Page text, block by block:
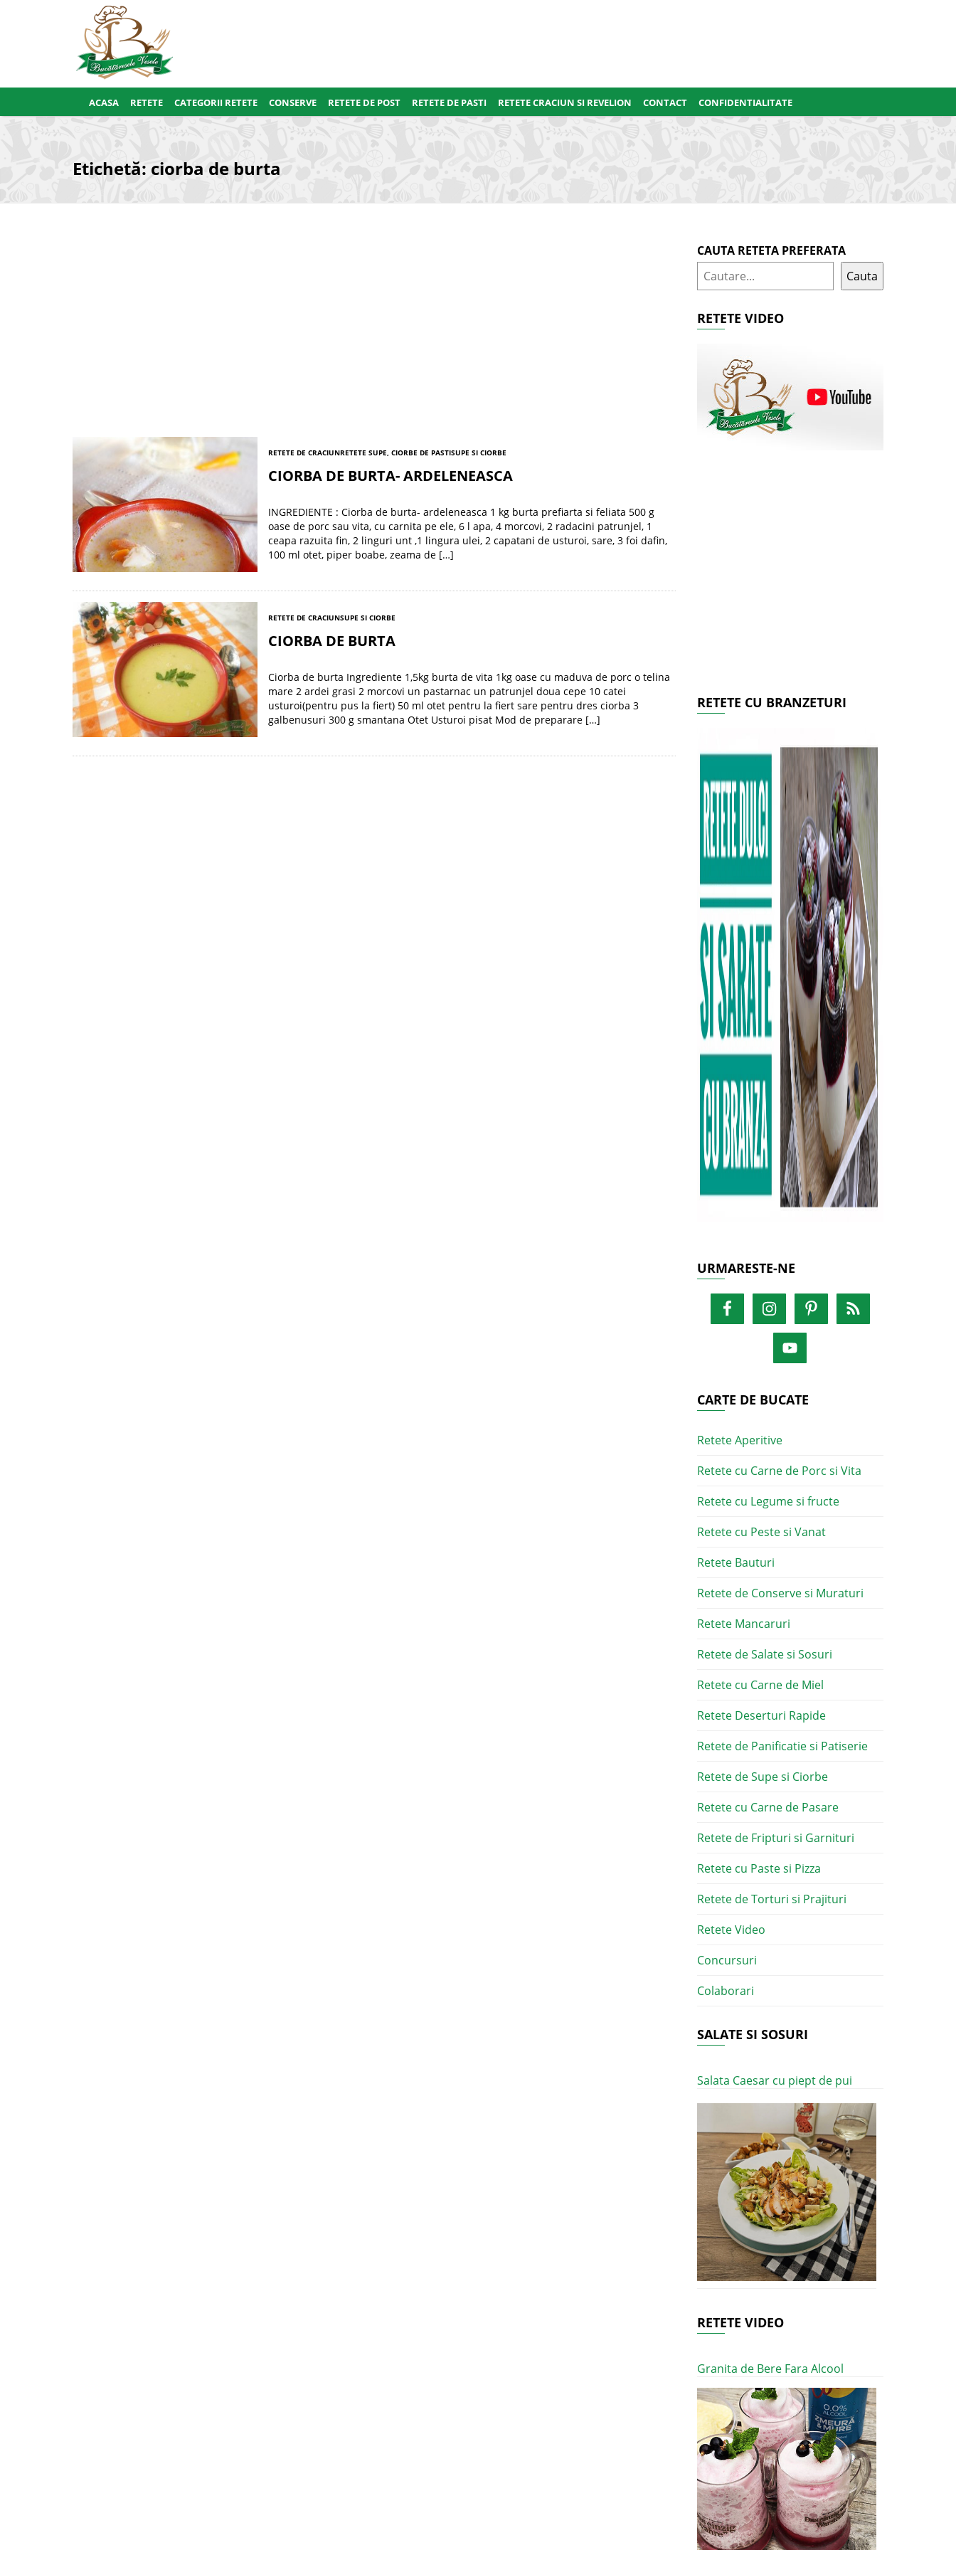
ACASA RETETE CATEGORII RETETE CONSERVE RETETE DE POST RETETE DE PASTI RETETE CRACIUN SI REVELION CONTACT CONFIDENTIALITATE
Etichetă: ciorba de burta
RETETE DE CRACIUNRETETE SUPE, CIORBE DE PASTISUPE SI CIORBE
CIORBA DE BURTA- ARDELENEASCA
INGREDIENTE : Ciorba de burta- ardeleneasca 1 kg burta prefiarta si feliata 500 g
oase de porc sau vita, cu carnita pe ele, 6 l apa, 4 morcovi, 2 radacini patrunjel, 1
ceapa razuita fin, 2 linguri unt ,1 lingura ulei, 2 capatani de usturoi, sare, 3 foi dafin,
100 ml otet, piper boabe, zeama de […]
RETETE DE CRACIUNSUPE SI CIORBE
CIORBA DE BURTA
Ciorba de burta Ingrediente 1,5kg burta de vita 1kg oase cu maduva de porc o telina
mare 2 ardei grasi 2 morcovi un pastarnac un patrunjel doua cepe 10 catei
usturoi(pentru pus la fiert) 50 ml otet pentru la fiert sare pentru dres ciorba 3
galbenusuri 300 g smantana Otet Usturoi pisat Mod de preparare […]
CAUTA RETETA PREFERATA
Cauta
RETETE VIDEO
RETETE CU BRANZETURI
URMARESTE-NE
CARTE DE BUCATE
Retete Aperitive
Retete cu Carne de Porc si Vita
Retete cu Legume si fructe
Retete cu Peste si Vanat
Retete Bauturi
Retete de Conserve si Muraturi
Retete Mancaruri
Retete de Salate si Sosuri
Retete cu Carne de Miel
Retete Deserturi Rapide
Retete de Panificatie si Patiserie
Retete de Supe si Ciorbe
Retete cu Carne de Pasare
Retete de Fripturi si Garnituri
Retete cu Paste si Pizza
Retete de Torturi si Prajituri
Retete Video
Concursuri
Colaborari
SALATE SI SOSURI
Salata Caesar cu piept de pui
RETETE VIDEO
Granita de Bere Fara Alcool